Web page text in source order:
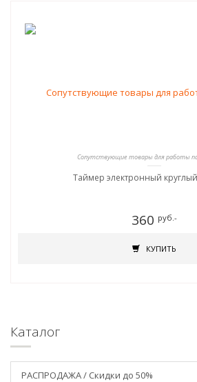
Сопутствующие товары для работы
Таймер электронный
360 руб.-
КУПИТЬ
Каталог
РАСПРОДАЖА / Скидки до 50%